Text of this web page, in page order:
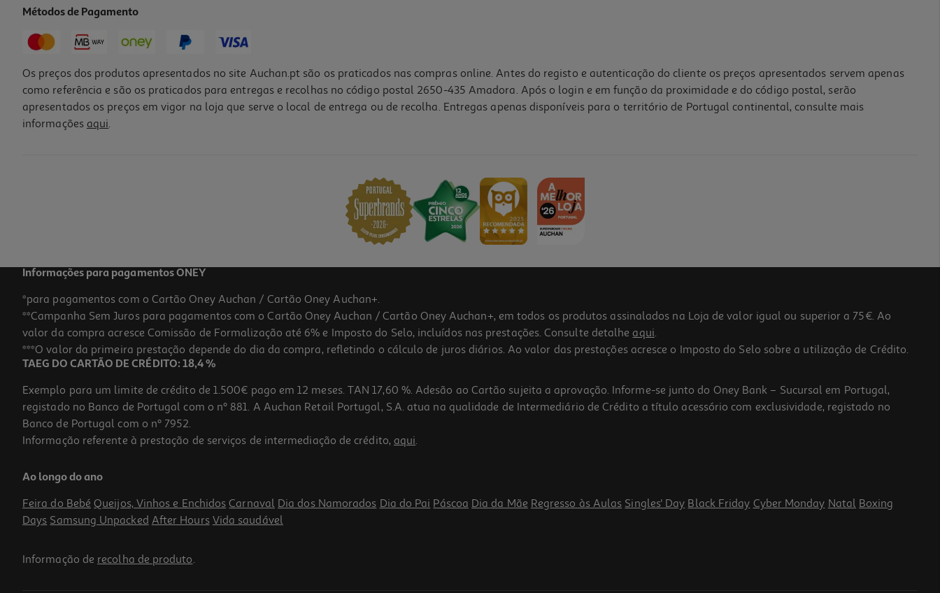
12 €/un
12,00 €
Métodos de Pagamento
Os preços dos produtos apresentados no site Auchan.pt são os praticados nas compras online. Antes do registo e autenticação do cliente os preços apresentados servem apenas
como referência e são os praticados para entregas e recolhas no código postal 2650-435 Amadora. Após o login e em função da proximidade e do código postal, serão
apresentados os preços em vigor na loja que serve o local de entrega ou de recolha. Entregas apenas disponíveis para o território de Portugal continental, consulte mais
informações aqui.
Informações para pagamentos ONEY
*para pagamentos com o Cartão Oney Auchan / Cartão Oney Auchan+.
**Campanha Sem Juros para pagamentos com o Cartão Oney Auchan / Cartão Oney Auchan+, em todos os produtos assinalados na Loja de valor igual ou superior a 75€. Ao
valor da compra acresce Comissão de Formalização até 6% e Imposto do Selo, incluídos nas prestações. Consulte detalhe aqui.
***O valor da primeira prestação depende do dia da compra, refletindo o cálculo de juros diários. Ao valor das prestações acresce o Imposto do Selo sobre a utilização de Crédito.
TAEG DO CARTÃO DE CRÉDITO: 18,4 %
Exemplo para um limite de crédito de 1.500€ pago em 12 meses. TAN 17,60 %. Adesão ao Cartão sujeita a aprovação. Informe-se junto do Oney Bank – Sucursal em Portugal,
registado no Banco de Portugal com o nº 881. A Auchan Retail Portugal, S.A. atua na qualidade de Intermediário de Crédito a título acessório com exclusividade, registado no
Banco de Portugal com o nº 7952.
Informação referente à prestação de serviços de intermediação de crédito, aqui.
Ao longo do ano
Feira do Bebé Queijos, Vinhos e Enchidos Carnaval Dia dos Namorados Dia do Pai Páscoa Dia da Mãe Regresso às Aulas Singles' Day Black Friday Cyber Monday Natal Boxing
Days Samsung Unpacked After Hours Vida saudável
Informação de recolha de produto.